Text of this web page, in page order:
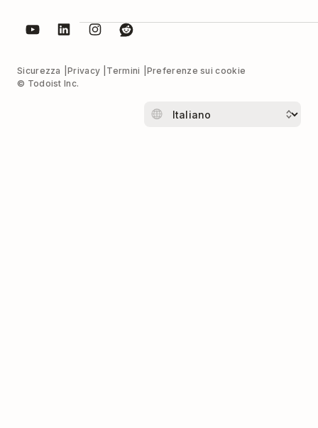
Sicurezza Privacy Termini
Preferenze sui cookie
© Todoist Inc.